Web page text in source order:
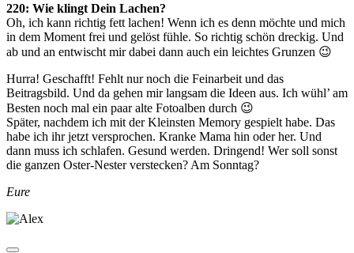
220: Wie klingt Dein Lachen?
Oh, ich kann richtig fett lachen! Wenn ich es denn möchte und mich
in dem Moment frei und gelöst fühle. So richtig schön dreckig. Und
ab und an entwischt mir dabei dann auch ein leichtes Grunzen 😉
Hurra! Geschafft! Fehlt nur noch die Feinarbeit und das
Beitragsbild. Und da gehen mir langsam die Ideen aus. Ich wühl’ am
Besten noch mal ein paar alte Fotoalben durch 😉
Später, nachdem ich mit der Kleinsten Memory gespielt habe. Das
habe ich ihr jetzt versprochen. Kranke Mama hin oder her. Und
dann muss ich schlafen. Gesund werden. Dringend! Wer soll sonst
die ganzen Oster-Nester verstecken? Am Sonntag?
Eure